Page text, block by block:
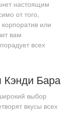
настоящим
от того,
или
вам
всех
Кэнди Бара
выбор
вкусы всех